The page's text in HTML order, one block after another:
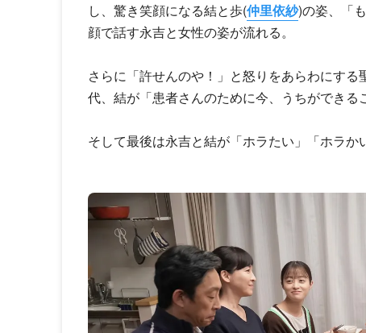
し、驚き笑顔になる結と歩(仲里依紗)の姿、「
顔で話す永吉と女性の姿が流れる。
さらに「許せんのや！」と怒りをあらわにす
代、結が「患者さんのために今、うちができる
そして最後は永吉と結が「ホラたい」「ホラか